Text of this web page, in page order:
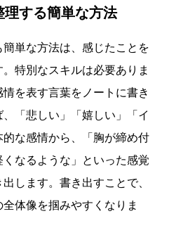
理する簡単な方法
単な方法は、感じたことを
特別なスキルは必要ありま
を表す言葉をノートに書き
「悲しい」「嬉しい」「イ
な感情から、「胸が締め付
なるような」といった感覚
します。書き出すことで、
体像を掴みやすくなりま